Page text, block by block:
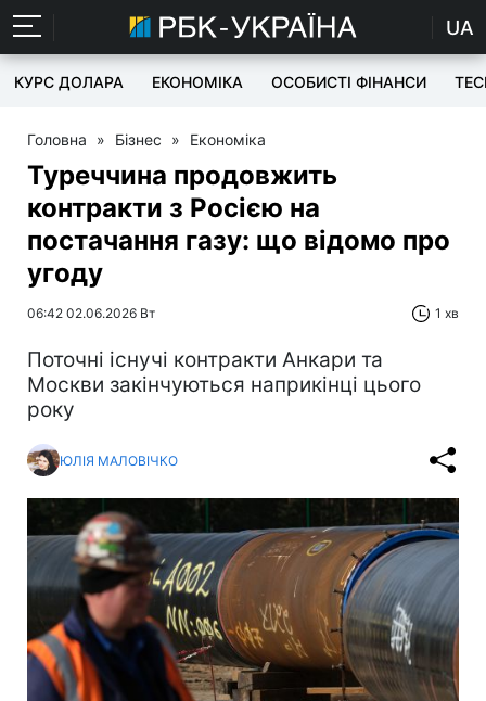
UA
КУРС ДОЛАРА ЕКОНОМІКА ОСОБИСТІ ФІНАНСИ
Головна » Бізнес » Економіка
Туреччина продовжить
контракти з Росією на
постачання газу: що відомо про
угоду
06:42 02.06.2026 Вт 1 хв
Поточні існучі контракти Анкари та
Москви закінчуються наприкінці цього
року
ЮЛІЯ МАЛОВІЧКО